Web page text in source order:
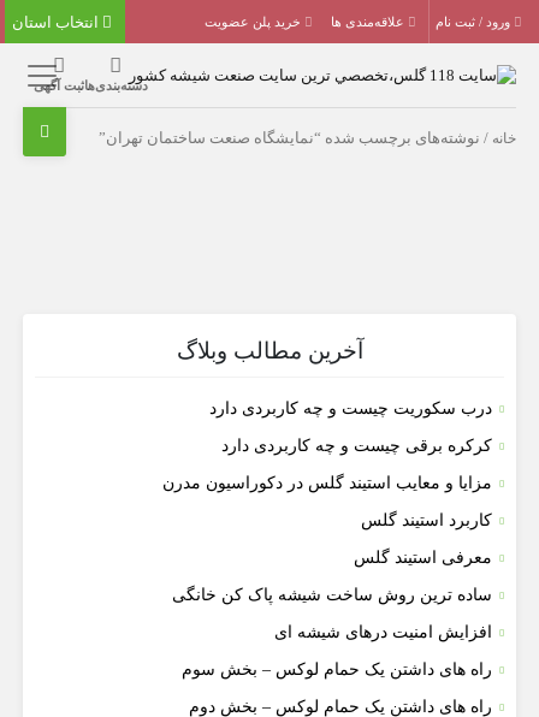
ورود / ثبت نام علاقه‌مندی ها خرید پلن عضویت
دسته‌بندی‌هاثبت آگهی
خانه/ نوشته‌های برچسب شده “نمایشگاه صنعت ساختمان تهران”
آخرین مطالب وبلاگ
درب سکوریت چیست و چه کاربردی دارد
کرکره برقی چیست و چه کاربردی دارد
مزایا و معایب استیند گلس در دکوراسیون مدرن
کاربرد استیند گلس
معرفی استیند گلس
ساده ترین روش ساخت شیشه پاک کن خانگی
افزایش امنیت درهای شیشه ای
راه های داشتن یک حمام لوکس – بخش سوم
راه های داشتن یک حمام لوکس – بخش دوم